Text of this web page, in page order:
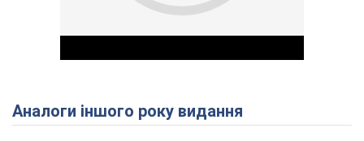
Аналоги іншого року видання